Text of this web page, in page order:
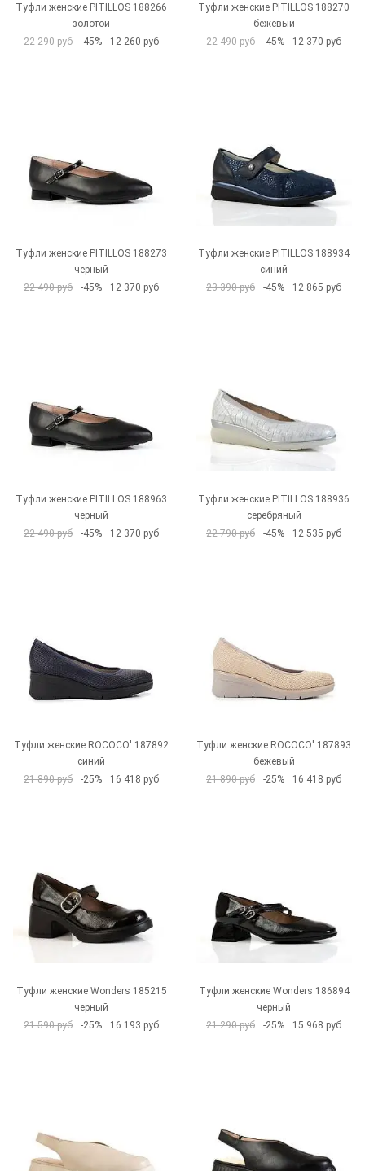
Туфли женские PITILLOS 188266
золотой
22 290 руб
-45% 12 260 руб
Туфли женские PITILLOS 188270
бежевый
22 490 руб
-45% 12 370 руб
Туфли женские PITILLOS 188273
черный
22 490 руб
-45% 12 370 руб
Туфли женские PITILLOS 188934
синий
23 390 руб
-45% 12 865 руб
Туфли женские PITILLOS 188963
черный
22 490 руб
-45% 12 370 руб
Туфли женские PITILLOS 188936
серебряный
22 790 руб
-45% 12 535 руб
Туфли женские ROCOCO' 187892
синий
21 890 руб
-25% 16 418 руб
Туфли женские ROCOCO' 187893
бежевый
21 890 руб
-25% 16 418 руб
Туфли женские Wonders 185215
черный
21 590 руб
-25% 16 193 руб
Туфли женские Wonders 186894
черный
21 290 руб
-25% 15 968 руб